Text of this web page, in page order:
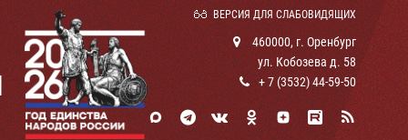
ВЕРСИЯ ДЛЯ СЛАБОВИДЯЩИХ
460000, г. Оренбург
ул. Кобозева д. 58
+ 7 (3532) 44-59-50